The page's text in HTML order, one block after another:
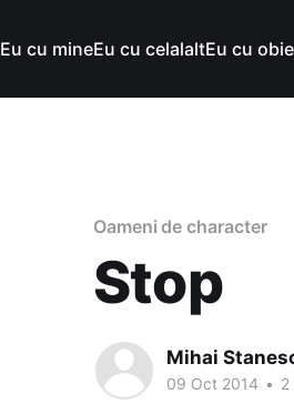
Eu cu mineEu cu celalaltEu cu
Oameni de character
Stop
Mihai
09 Oct 2014 • 2